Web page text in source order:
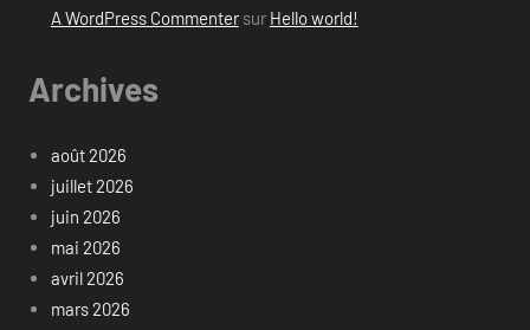
A WordPress Commentersur Hello world!
Archives
août 2026
juillet 2026
juin 2026
mai 2026
avril 2026
mars 2026